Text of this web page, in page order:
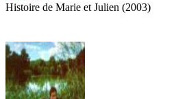
Histoire de Marie et Julien (2003)